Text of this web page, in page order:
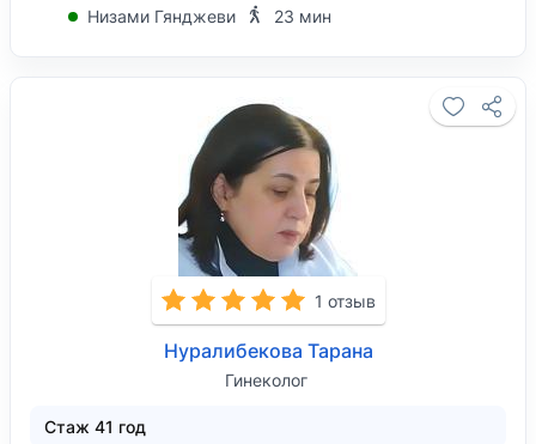
Низами Гянджеви
23 мин
1 отзыв
Нуралибекова Тарана
Гинеколог
Стаж 41 год